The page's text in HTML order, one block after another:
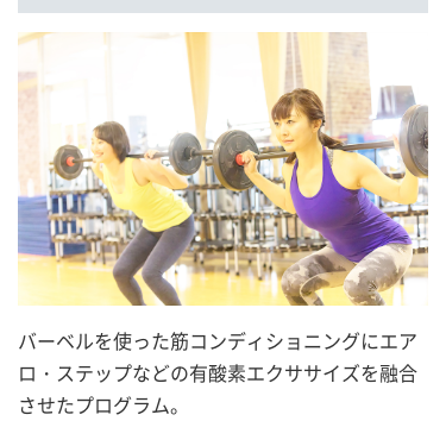
バーベルを使った筋コンディショニングにエア
ロ・ステップなどの有酸素エクササイズを融合
させたプログラム。